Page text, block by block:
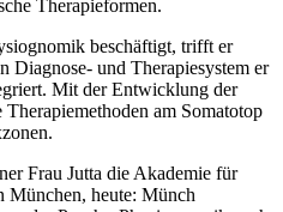
Therapieformen.
beschäftigt, trifft er
Diagnose- und Therapiesystem er
Mit der Entwicklung der
am Somatotop
Frau Jutta die Akademie für
München, heute: Münch